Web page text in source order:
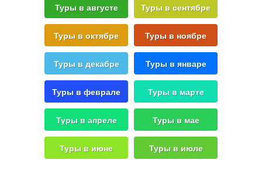
Туры в августе Туры в сентябре
Туры в октябре Туры в ноябре
Туры в декабре Туры в январе
Туры в феврале Туры в марте
Туры в апреле Туры в мае
Туры в июне Туры в июле